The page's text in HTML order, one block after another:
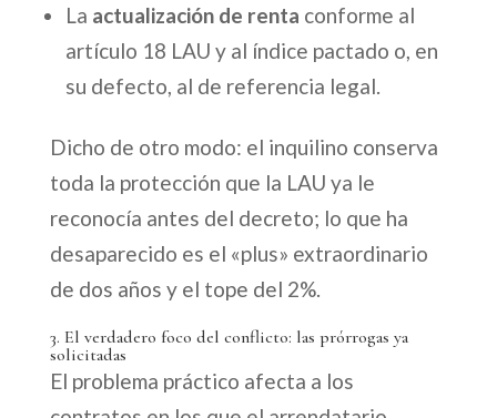
La actualización de renta conforme al
artículo 18 LAU y al índice pactado o, en
su defecto, al de referencia legal.
Dicho de otro modo: el inquilino conserva
toda la protección que la LAU ya le
reconocía antes del decreto; lo que ha
desaparecido es el «plus» extraordinario
de dos años y el tope del 2%.
3. El verdadero foco del conflicto: las prórrogas ya
solicitadas
El problema práctico afecta a los